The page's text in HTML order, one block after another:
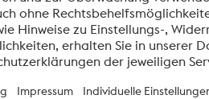
aus diesem Pulver, dieselben